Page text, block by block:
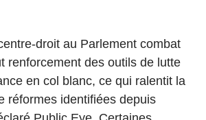
droit au Parlement combat
renforcement des outils de lutte
en col blanc, ce qui ralentit la
réformes identifiées depuis